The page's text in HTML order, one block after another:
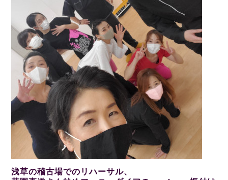
浅草の稽古場でのリハーサル、